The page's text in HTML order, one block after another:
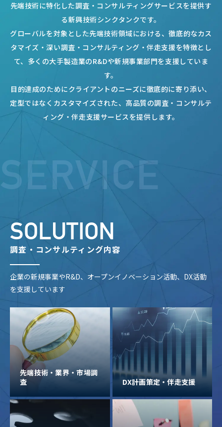
先端技術に特化した調査・コンサルティングサービスを提供す
る新興技術シンクタンクです。
グローバルを対象とした先端技術領域における、徹底的なカス
タマイズ・深い調査・コンサルティング・伴走支援を特徴とし
て、 多くの大手製造業のR&Dや新規事業部門を支援していま
す。
目的達成のためにクライアントのニーズに徹底的に寄り添い、
定型ではなくカスタマイズされた、高品質の調査・コンサルテ
ィング・伴走支援サービスを提供します。
SERVICE
SOLUTION
調査・コンサルティング内容
企業の新規事業やR&D、オープンイノベーション活動、DX活動
を支援しています
先端技術・業界・市場調
査
DX計画策定・伴走支援